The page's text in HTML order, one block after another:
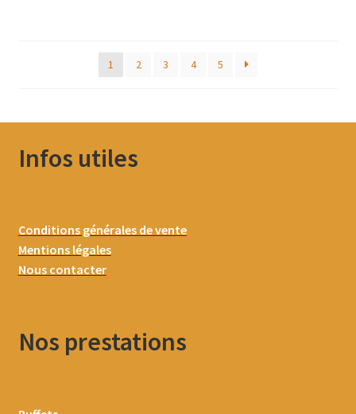
1 2 3 4 5
Infos utiles
Conditions générales de vente
Mentions légales
Nous contacter
Nos prestations